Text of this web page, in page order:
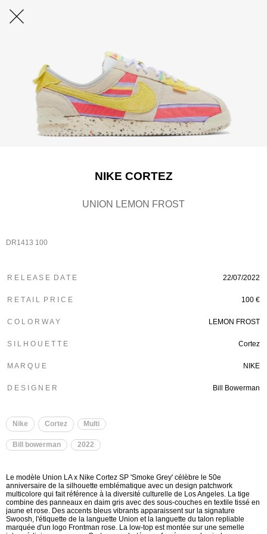
NIKE CORTEZ
UNION LEMON FROST
DR1413 100
R E L E A S E D A T E 22/07/2022
R E T A I L P R I C E 100 €
C O L O R W A Y LEMON FROST
S I L H O U E T T E Cortez
M A R Q U E NIKE
D E S I G N E R Bill Bowerman
Nike Cortez Multi
Bill bowerman 2022
Le modèle Union LA x Nike Cortez SP 'Smoke Grey' célèbre le 50e
anniversaire de la silhouette emblématique avec un design patchwork
multicolore qui fait référence à la diversité culturelle de Los Angeles. La tige
combine des panneaux en daim gris avec des sous-couches en textile tissé en
jaune et rose. Des accents bleus vibrants apparaissent sur la signature
Swoosh, l'étiquette de la languette Union et la languette du talon repliable
marquée d'un logo Frontman rose. La low-top est montée sur une semelle